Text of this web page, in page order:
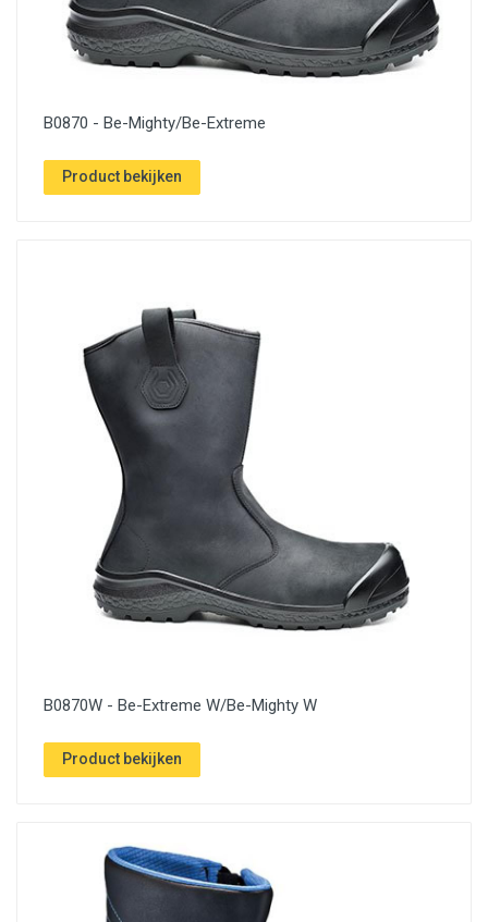
B0870 - Be-Mighty/Be-Extreme
Product bekijken
B0870W - Be-Extreme W/Be-Mighty W
Product bekijken